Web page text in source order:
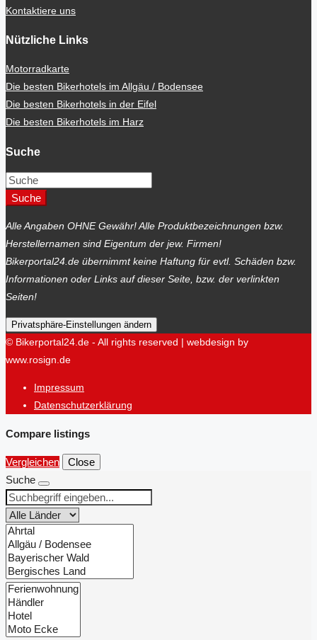
Kontaktiere uns
Nützliche Links
Motorradkarte
Die besten Bikerhotels im Allgäu / Bodensee
Die besten Bikerhotels in der Eifel
Die besten Bikerhotels im Harz
Suche
Suche
Alle Angaben OHNE Gewähr! Alle Produktbezeichnungen bzw.
Herstellernamen sind Eigentum der jew. Firmen!
Bikerportal24.de übernimmt keine Haftung für evtl. Schäden bzw.
Informationen oder Links auf dieser Seite, bzw. der verlinkten
Seiten!
Privatsphäre-Einstellungen ändern
© Bikerportal24.de - All rights reserved | webdesign by
www.rosign.de
Impressum
Datenschutzerklärung
Compare listings
Vergleichen
Close
Suche